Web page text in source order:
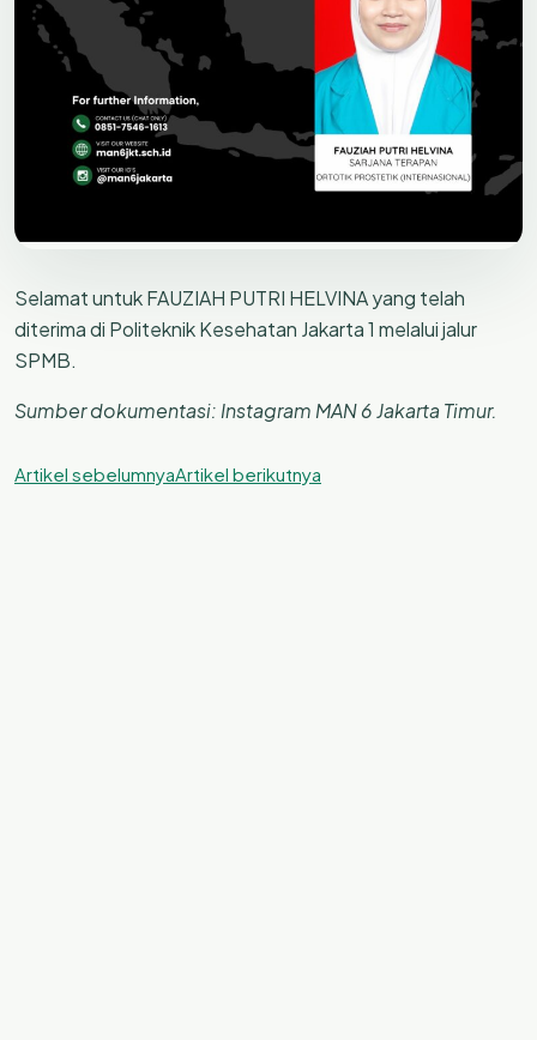
Selamat untuk FAUZIAH PUTRI HELVINA yang telah
diterima di Politeknik Kesehatan Jakarta 1 melalui jalur
SPMB.
Sumber dokumentasi: Instagram MAN 6 Jakarta Timur.
Artikel sebelumnyaArtikel berikutnya